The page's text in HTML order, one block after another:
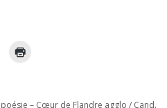
– Cœur de Flandre agglo / Cand.